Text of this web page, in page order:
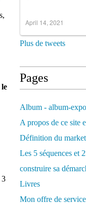
3
April 14, 2021
Plus de tweets
Pages
Album - album-
A propos de ce site
Définition du
Les 5 séquences et
construire sa
Livres
Mon offre de